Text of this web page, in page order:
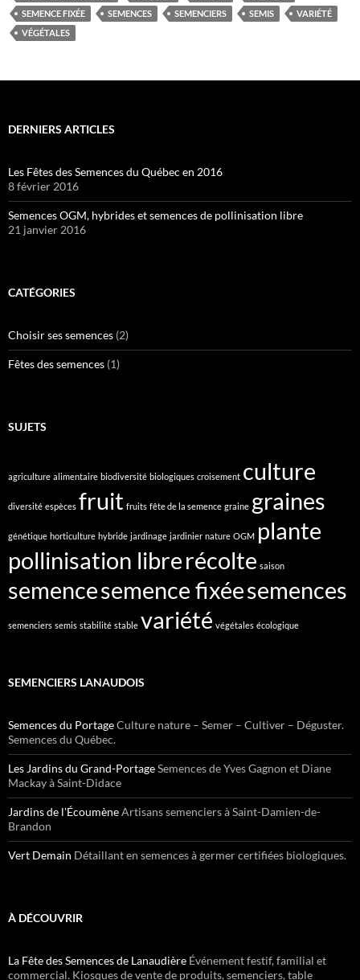
SEMENCE FIXÉE
SEMENCES SEMENCIERS SEMIS
VARIÉTÉ
VÉGÉTALES
DERNIERS ARTICLES
Les Fêtes des Semences du Québec en 2016
8 février 2016
Semences OGM, hybrides et semences de pollinisation libre
21 janvier 2016
CATÉGORIES
Choisir ses semences (2)
Fêtes des semences (1)
SUJETS
agriculture alimentaire biodiversité biologiques croisement culture
diversité espèces fruit fruits fête de la semence graine graines
génétique horticulture hybride jardinage jardinier nature OGM plante
pollinisation librerécolte saison
semencesemence fixéesemences
semenciers semis stabilité stable variété végétales écologique
SEMENCIERS LANAUDOIS
Semences du PortageCulture nature – Semer – Cultiver – Déguster.
Semences du Québec.
Les Jardins du Grand-PortageSemences de Yves Gagnon et Diane
Mackay à Saint-Didace
Jardins de l'ÉcoumèneArtisans semenciers à Saint-Damien-de-
Brandon
Vert Demain Détaillant en semences à germer certifiées biologiques.
À DÉCOUVRIR
La Fête des Semences de Lanaudière Événement festif, familial et
commercial. Kiosques de vente de produits, semenciers, table